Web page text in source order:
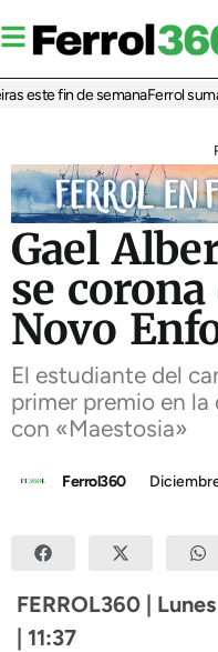
este fin de semanaFerrol suma
Gael
se
Novo
El estudiante del
primer premio en
con «Maestosia»
Ferrol360
FERROL360 |
| 11:37